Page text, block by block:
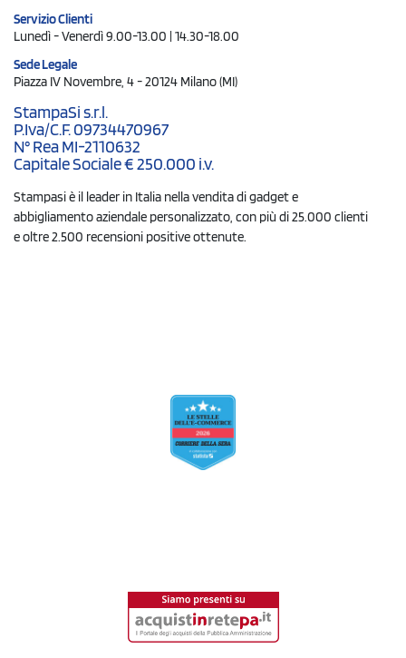
Servizio Clienti
Lunedì - Venerdì 9.00-13.00 | 14.30-18.00
Sede Legale
Piazza IV Novembre, 4 - 20124 Milano (MI)
StampaSi s.r.l.
P.Iva/C.F. 09734470967
N° Rea MI-2110632
Capitale Sociale € 250.000 i.v.
Stampasi è il leader in Italia nella vendita di gadget e
abbigliamento aziendale personalizzato, con più di 25.000 clienti
e oltre 2.500 recensioni positive ottenute.